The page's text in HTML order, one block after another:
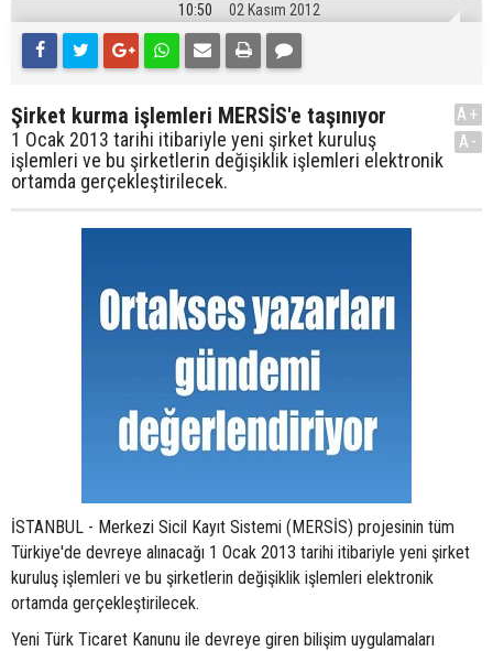
10:50 02 Kasım 2012
Şirket kurma işlemleri MERSİS'e taşınıyor
1 Ocak 2013 tarihi itibariyle yeni şirket kuruluş
işlemleri ve bu şirketlerin değişiklik işlemleri elektronik
ortamda gerçekleştirilecek.
A+
A-
İSTANBUL - Merkezi Sicil Kayıt Sistemi (MERSİS) projesinin tüm
Türkiye'de devreye alınacağı 1 Ocak 2013 tarihi itibariyle yeni şirket
kuruluş işlemleri ve bu şirketlerin değişiklik işlemleri elektronik
ortamda gerçekleştirilecek.
Yeni Türk Ticaret Kanunu ile devreye giren bilişim uygulamaları